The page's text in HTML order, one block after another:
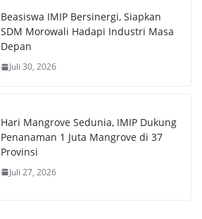
Beasiswa IMIP Bersinergi, Siapkan
SDM Morowali Hadapi Industri Masa
Depan
Juli 30, 2026
Hari Mangrove Sedunia, IMIP Dukung
Penanaman 1 Juta Mangrove di 37
Provinsi
Juli 27, 2026